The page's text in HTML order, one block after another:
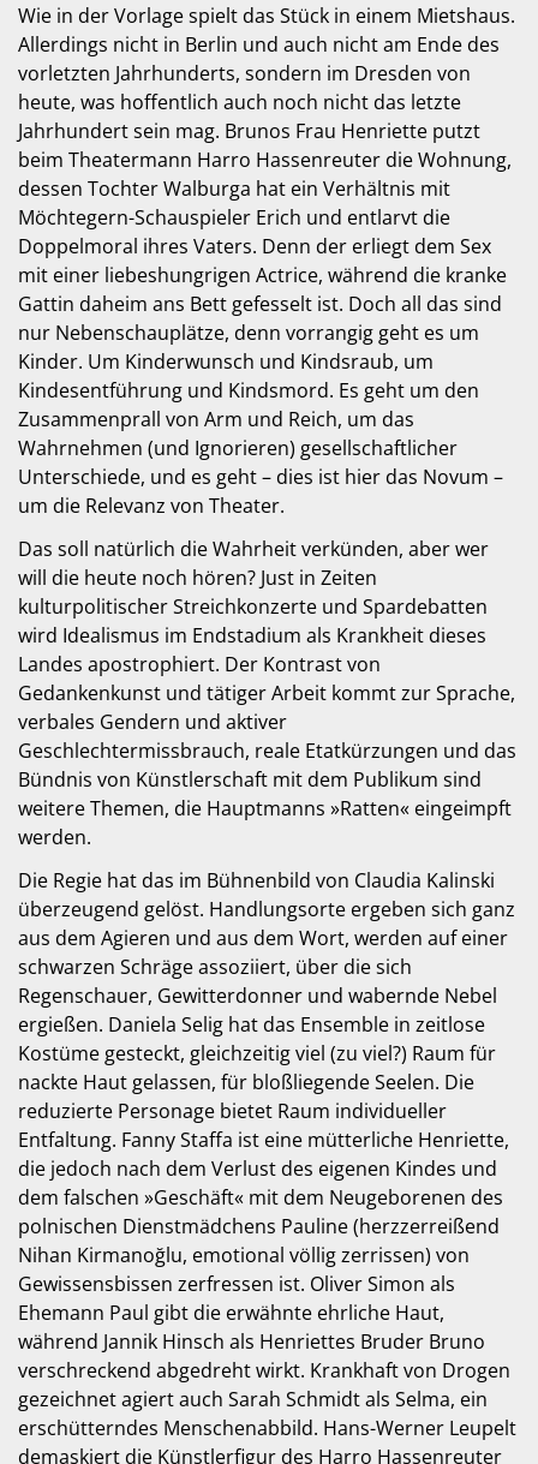
Wie in der Vorlage spielt das Stück in einem Mietshaus.
Allerdings nicht in Berlin und auch nicht am Ende des
vorletzten Jahrhunderts, sondern im Dresden von
heute, was hoffentlich auch noch nicht das letzte
Jahrhundert sein mag. Brunos Frau Henriette putzt
beim Theatermann Harro Hassenreuter die Wohnung,
dessen Tochter Walburga hat ein Verhältnis mit
Möchtegern-Schauspieler Erich und entlarvt die
Doppelmoral ihres Vaters. Denn der erliegt dem Sex
mit einer liebeshungrigen Actrice, während die kranke
Gattin daheim ans Bett gefesselt ist. Doch all das sind
nur Nebenschauplätze, denn vorrangig geht es um
Kinder. Um Kinderwunsch und Kindsraub, um
Kindesentführung und Kindsmord. Es geht um den
Zusammenprall von Arm und Reich, um das
Wahrnehmen (und Ignorieren) gesellschaftlicher
Unterschiede, und es geht – dies ist hier das Novum –
um die Relevanz von Theater.
Das soll natürlich die Wahrheit verkünden, aber wer
will die heute noch hören? Just in Zeiten
kulturpolitischer Streichkonzerte und Spardebatten
wird Idealismus im Endstadium als Krankheit dieses
Landes apostrophiert. Der Kontrast von
Gedankenkunst und tätiger Arbeit kommt zur Sprache,
verbales Gendern und aktiver
Geschlechtermissbrauch, reale Etatkürzungen und das
Bündnis von Künstlerschaft mit dem Publikum sind
weitere Themen, die Hauptmanns »Ratten« eingeimpft
werden.
Die Regie hat das im Bühnenbild von Claudia Kalinski
überzeugend gelöst. Handlungsorte ergeben sich ganz
aus dem Agieren und aus dem Wort, werden auf einer
schwarzen Schräge assoziiert, über die sich
Regenschauer, Gewitterdonner und wabernde Nebel
ergießen. Daniela Selig hat das Ensemble in zeitlose
Kostüme gesteckt, gleichzeitig viel (zu viel?) Raum für
nackte Haut gelassen, für bloßliegende Seelen. Die
reduzierte Personage bietet Raum individueller
Entfaltung. Fanny Staffa ist eine mütterliche Henriette,
die jedoch nach dem Verlust des eigenen Kindes und
dem falschen »Geschäft« mit dem Neugeborenen des
polnischen Dienstmädchens Pauline (herzzerreißend
Nihan Kirmanoğlu, emotional völlig zerrissen) von
Gewissensbissen zerfressen ist. Oliver Simon als
Ehemann Paul gibt die erwähnte ehrliche Haut,
während Jannik Hinsch als Henriettes Bruder Bruno
verschreckend abgedreht wirkt. Krankhaft von Drogen
gezeichnet agiert auch Sarah Schmidt als Selma, ein
erschütterndes Menschenabbild. Hans-Werner Leupelt
demaskiert die Künstlerfigur des Harro Hassenreuter